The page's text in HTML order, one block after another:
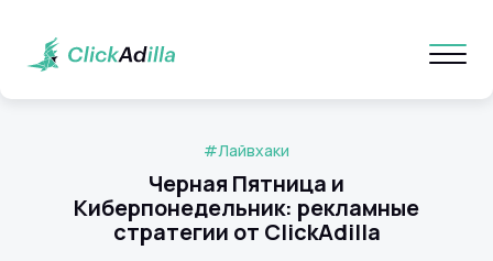
Черная Пятница и
Киберпонедельник: рекламные
стратегии от ClickAdilla
#Лайвхаки